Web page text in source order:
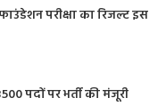
परीक्षा का रिजल्ट इस
पदों पर भर्ती की मंजूरी